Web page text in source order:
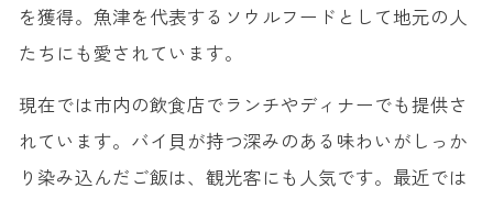
を獲得。魚津を代表するソウルフードとして地元の人
たちにも愛されています。
現在では市内の飲食店でランチやディナーでも提供さ
れています。バイ貝が持つ深みのある味わいがしっか
り染み込んだご飯は、観光客にも人気です。最近では